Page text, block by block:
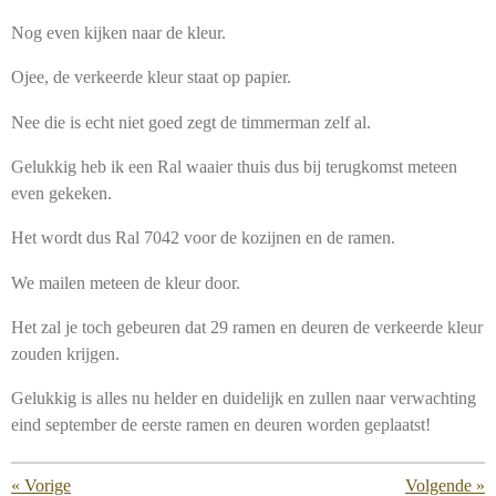
Nog even kijken naar de kleur.
Ojee, de verkeerde kleur staat op papier.
Nee die is echt niet goed zegt de timmerman zelf al.
Gelukkig heb ik een Ral waaier thuis dus bij terugkomst meteen
even gekeken.
Het wordt dus Ral 7042 voor de kozijnen en de ramen.
We mailen meteen de kleur door.
Het zal je toch gebeuren dat 29 ramen en deuren de verkeerde kleur
zouden krijgen.
Gelukkig is alles nu helder en duidelijk en zullen naar verwachting
eind september de eerste ramen en deuren worden geplaatst!
« Vorige Volgende »